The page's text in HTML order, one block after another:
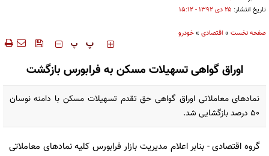
تاریخ انتشار: ۲۵ دی ۱۳۹۲ - ۱۵:۱۲
صفحه نخست » اقتصادی »خودرو
‍‍‍ پ پ
اوراق گواهی تسهیلات مسکن به فرابورس بازگشت
نمادهای معاملاتی اوراق گواهی حق تقدم تسهیلات مسکن با دامنه نوسان
50 درصد بازگشایی شد.
گروه اقتصادی- بنابر اعلام مدیریت بازار فرابورس کلیه نمادهای معاملاتی